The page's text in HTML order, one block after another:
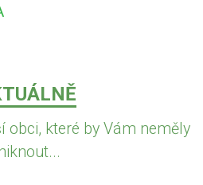
obci, které by Vám neměly